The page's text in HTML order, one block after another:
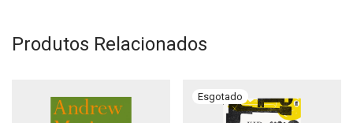
Produtos Relacionados